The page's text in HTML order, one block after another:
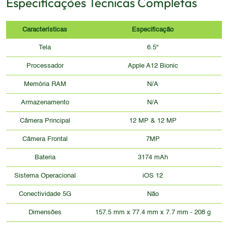
Características Especificação
Tela 6.5"
Processador Apple A12 Bionic
Memória RAM N/A
Armazenamento N/A
Câmera Principal 12 MP & 12 MP
Câmera Frontal 7MP
Bateria 3174 mAh
Sistema Operacional iOS 12
Conectividade 5G Não
Dimensões 157.5 mm x 77.4 mm x 7.7 mm - 208 g